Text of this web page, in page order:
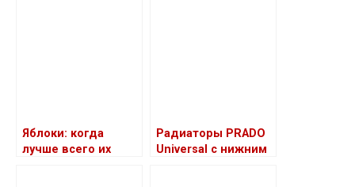
Яблоки: когда
лучше всего их
Радиаторы PRADO
Universal с нижним